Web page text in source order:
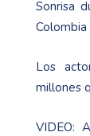
Sonrisa
Los
millones
VIDEO: